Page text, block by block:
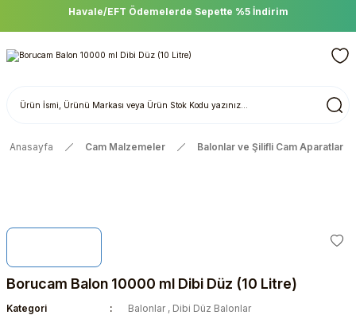
Havale/EFT Ödemelerde Sepette %5 İndirim
Anasayfa Cam Malzemeler Balonlar ve Şilifli Cam Aparatlar
Borucam Balon 10000 ml Dibi Düz (10 Litre)
Kategori Balonlar , Dibi Düz Balonlar